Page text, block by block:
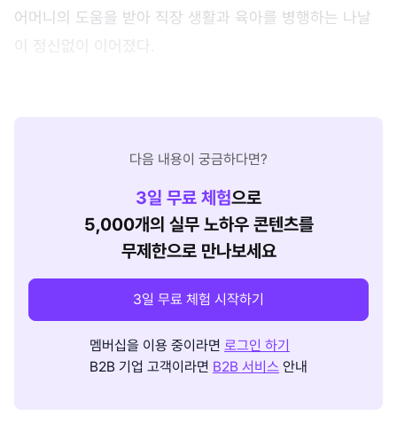
어머니의 도움을 받아 직장 생활과 육아를 병행하는 나날
이 정신없이 이어졌다.
다음 내용이 궁금하다면?
3일 무료 체험으로
5,000개의 실무 노하우 콘텐츠를
무제한으로 만나보세요
3일 무료 체험 시작하기
멤버십을 이용 중이라면 로그인 하기
B2B 기업 고객이라면 B2B 서비스 안내